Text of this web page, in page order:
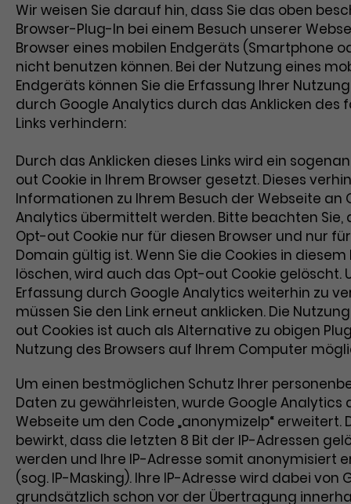
Wir weisen Sie darauf hin, dass Sie das oben
Browser-Plug-In bei einem Besuch unserer
Browser eines mobilen Endgeräts (Smartphone
nicht benutzen können. Bei der Nutzung eines
Endgeräts können Sie die Erfassung Ihrer
durch Google Analytics durch das Anklicken des
Links verhindern:
Durch das Anklicken dieses Links wird ein
out Cookie in Ihrem Browser gesetzt. Dieses
Informationen zu Ihrem Besuch der Webseite an
Analytics übermittelt werden. Bitte beachten Sie,
Opt-out Cookie nur für diesen Browser und nur
Domain gültig ist. Wenn Sie die Cookies in diesem
löschen, wird auch das Opt-out Cookie gelöscht.
Erfassung durch Google Analytics weiterhin zu
müssen Sie den Link erneut anklicken. Die
out Cookies ist auch als Alternative zu obigen
Nutzung des Browsers auf Ihrem Computer
Um einen bestmöglichen Schutz Ihrer
Daten zu gewährleisten, wurde Google Analytics
Webseite um den Code „anonymizeIp“ erweitert.
bewirkt, dass die letzten 8 Bit der IP-Adressen
werden und Ihre IP-Adresse somit anonymisiert
(sog. IP-Masking). Ihre IP-Adresse wird dabei von
grundsätzlich schon vor der Übertragung